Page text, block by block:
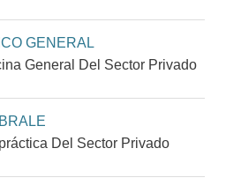
GENERAL
General Del Sector Privado
Del Sector Privado